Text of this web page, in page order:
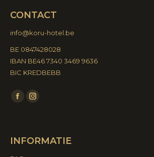
CONTACT
info@koru-hotel.be
BE 0847428028
IBAN BE46 7340 3469 9636
BIC KREDBEBB
Vind ons op:
Facebook
in
Instagram
in
INFORMATIE